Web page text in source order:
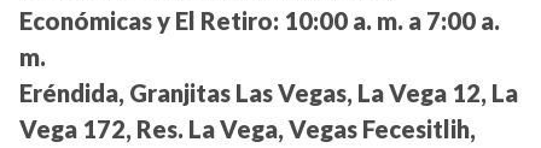
Económicas y El Retiro: 10:00 a. m. a 7:00 a.
m.
Eréndida, Granjitas Las Vegas, La Vega 12, La
Vega 172, Res. La Vega, Vegas Fecesitlih,